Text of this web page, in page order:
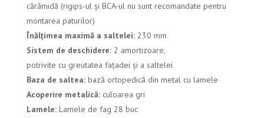
cărămidă (rigips-ul și BCA-ul nu sunt recomandate pentru
montarea paturilor)
Înălțimea maximă a saltelei: 230 mm
Sistem de deschidere: 2 amortizoare,
potrivite cu greutatea fațadei și a saltelei
Baza de saltea: bază ortopedică din metal cu lamele
Acoperire metalică: culoarea gri
Lamele: Lamele de fag 28 buc